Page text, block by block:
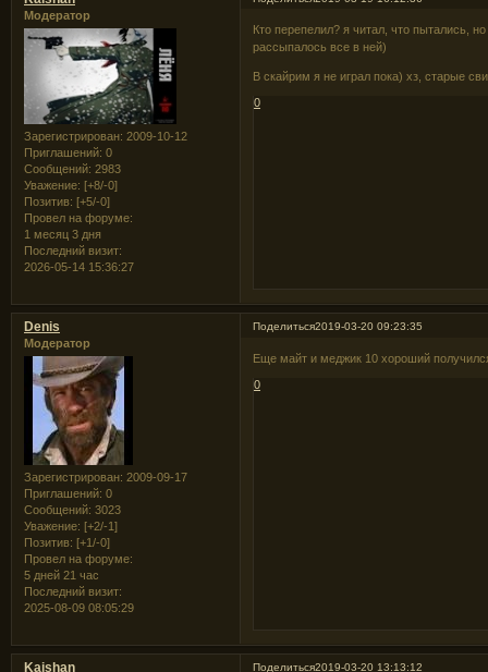
Модератор
Зарегистрирован: 2009-10-12
Приглашений: 0
Сообщений: 2983
Уважение: [+8/-0]
Позитив: [+5/-0]
Провел на форуме:
1 месяц 3 дня
Последний визит:
2026-05-14 15:36:27
Кто перепелил? я читал, что пытались,
рассыпалось все в ней)
В скайрим я не играл пока) хз, старые
0
Поделиться2019-03-20 09:23:35
Denis
Модератор
Зарегистрирован: 2009-09-17
Приглашений: 0
Сообщений: 3023
Уважение: [+2/-1]
Позитив: [+1/-0]
Провел на форуме:
5 дней 21 час
Последний визит:
2025-08-09 08:05:29
Еще майт и меджик 10 хороший
0
Поделиться2019-03-20 13:13:12
Kaishan